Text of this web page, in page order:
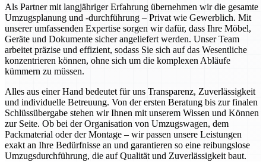
Als Partner mit langjähriger Erfahrung übernehmen wir die gesamte
Umzugsplanung und -durchführung – Privat wie Gewerblich. Mit
unserer umfassenden Expertise sorgen wir dafür, dass Ihre Möbel,
Geräte und Dokumente sicher angeliefert werden. Unser Team
arbeitet präzise und effizient, sodass Sie sich auf das Wesentliche
konzentrieren können, ohne sich um die komplexen Abläufe
kümmern zu müssen.
Alles aus einer Hand bedeutet für uns Transparenz, Zuverlässigkeit
und individuelle Betreuung. Von der ersten Beratung bis zur finalen
Schlüssübergabe stehen wir Ihnen mit unserem Wissen und Können
zur Seite. Ob bei der Organisation von Umzugswagen, dem
Packmaterial oder der Montage – wir passen unsere Leistungen
exakt an Ihre Bedürfnisse an und garantieren so eine reibungslose
Umzugsdurchführung, die auf Qualität und Zuverlässigkeit baut.